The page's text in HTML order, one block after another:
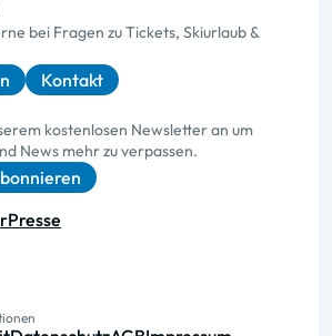
bei Fragen zu Tickets, Skiurlaub &
Kontakt
kostenlosen Newsletter an um
News mehr zu verpassen.
Presse